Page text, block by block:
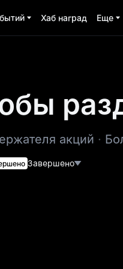
Хаб наград Еще
акций ·
Завершено